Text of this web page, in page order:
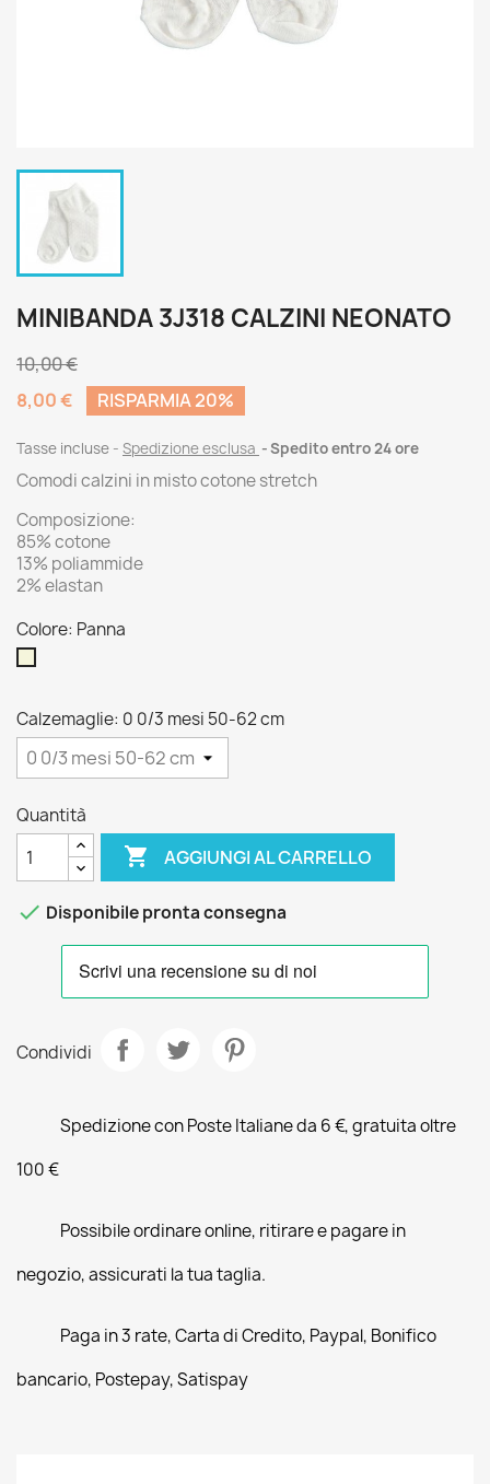
MINIBANDA 3J318 CALZINI NEONATO
10,00 €
8,00 €
RISPARMIA 20%
Tasse incluse Spedizione esclusa Spedito entro 24 ore
Comodi calzini in misto cotone stretch
Composizione:
85% cotone
13% poliammide
2% elastan
Colore: Panna
Calzemaglie: 0 0/3 mesi 50-62 cm
Quantità
 AGGIUNGI AL CARRELLO
 Disponibile pronta consegna
Condividi
Spedizione con Poste Italiane da 6 €, gratuita oltre
100 €
Possibile ordinare online, ritirare e pagare in
negozio, assicurati la tua taglia.
Paga in 3 rate, Carta di Credito, Paypal, Bonifico
bancario, Postepay, Satispay